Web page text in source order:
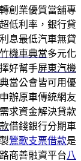
創業優質當舖專
低利率，銀行貸
息最低汽車無貸
機車典當多元化
好幫手屏東汽機
當公會皆可用優
辦原車傳統網友
求資金解決貸款
借錢銀行分期車
鶯歌支票借款是
商善融資平台八